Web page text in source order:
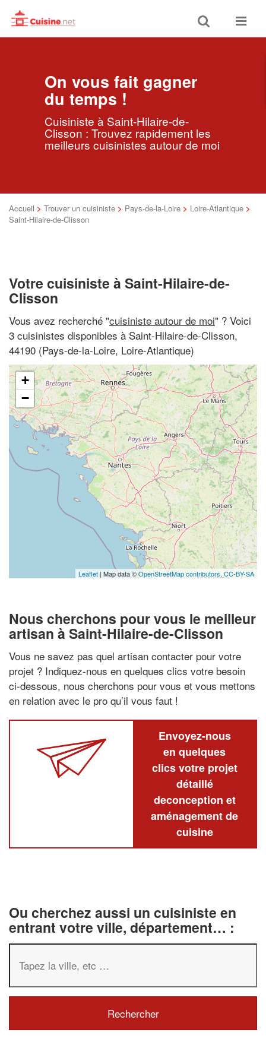
Toggle
search
Toggle
On vous fait gagner
du temps !
Cuisiniste à Saint-Hilaire-de-
Clisson : Trouvez rapidement les
meilleurs cuisinistes autour de moi
Accueil > Trouver un cuisiniste > Pays-de-la-Loire > Loire-Atlantique >
Saint-Hilaire-de-Clisson
Votre cuisiniste à Saint-Hilaire-de-
Clisson
Vous avez recherché "cuisiniste autour de moi" ? Voici
3 cuisinistes disponibles à Saint-Hilaire-de-Clisson,
44190 (Pays-de-la-Loire, Loire-Atlantique)
+
−
Leaflet | Map data ©OpenStreetMap contributors,CC-BY-SA
Nous cherchons pour vous le meilleur
artisan à Saint-Hilaire-de-Clisson
Vous ne savez pas quel artisan contacter pour votre
projet ? Indiquez-nous en quelques clics votre besoin
ci-dessous, nous cherchons pour vous et vous mettons
en relation avec le pro qu’il vous faut !
Envoyez-nous
en quelques
clics votre projet
détaillé
deconception et
aménagement de
cuisine
Ou cherchez aussi un cuisiniste en
entrant votre ville, département… :